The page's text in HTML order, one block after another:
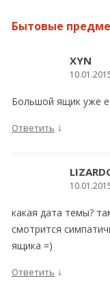
Бытовые
XYN
Большой ящик уже
Ответить ↓
какая дата темы?
смотрится
ящика =)
Ответить ↓